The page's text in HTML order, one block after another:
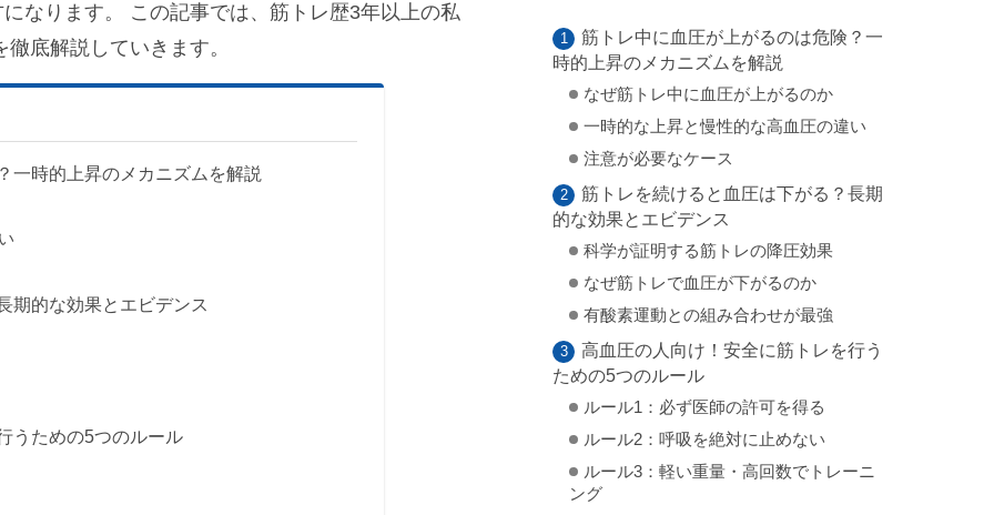
なります。 この記事では、筋トレ歴3年以上の私
底解説していきます。
一時的上昇のメカニズムを解説
期的な効果とエビデンス
うための5つのルール
筋トレ中に血圧が上がるのは危険？一
時的上昇のメカニズムを解説
なぜ筋トレ中に血圧が上がるのか
一時的な上昇と慢性的な高血圧の違い
注意が必要なケース
筋トレを続けると血圧は下がる？長期
的な効果とエビデンス
科学が証明する筋トレの降圧効果
なぜ筋トレで血圧が下がるのか
有酸素運動との組み合わせが最強
高血圧の人向け！安全に筋トレを行う
ための5つのルール
ルール1：必ず医師の許可を得る
ルール2：呼吸を絶対に止めない
ルール3：軽い重量・高回数でトレーニ
ング